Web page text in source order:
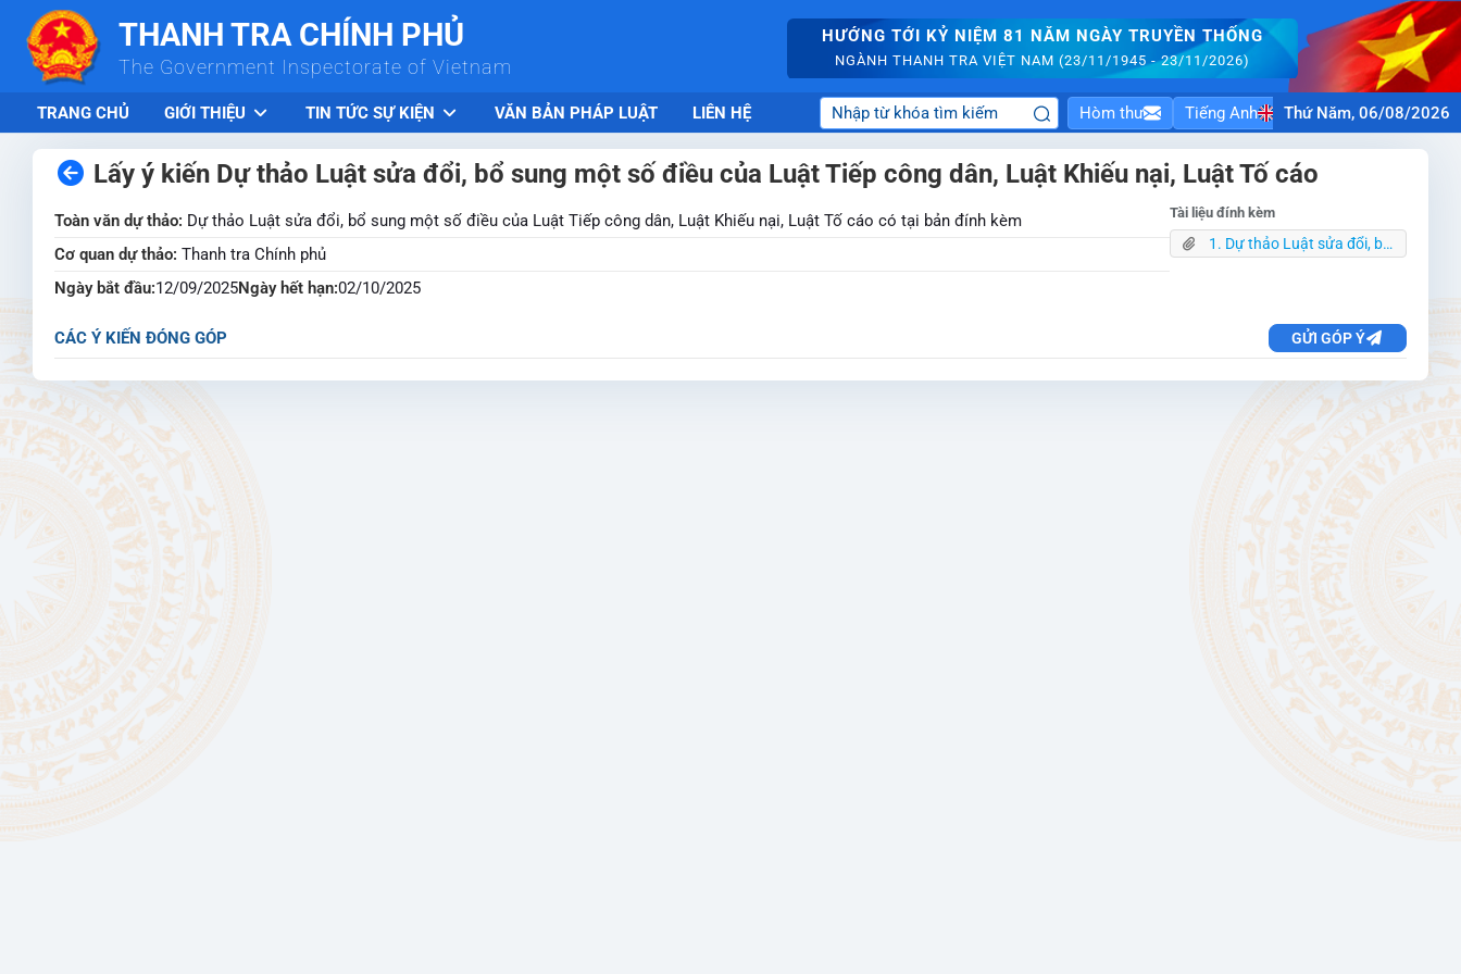
Skip to Main ContentTHANH TRA CHÍNH PHỦ
The Government Inspectorate of Vietnam
HƯỚNG TỚI KỶ NIỆM 81 NĂM NGÀY TRUYỀN THỐNG
NGÀNH THANH TRA VIỆT NAM (23/11/1945 - 23/11/2026)
TRANG CHỦ GIỚI THIỆU TIN TỨC SỰ KIỆN VĂN BẢN PHÁP LUẬT LIÊN HỆ Hòm thư Tiếng Anh Thứ Năm, 06/08/2026
Lấy ý kiến Dự thảo Luật sửa đổi, bổ sung một số điều của Luật Tiếp công dân, Luật Khiếu nại, Luật Tố cáo
Toàn văn dự thảo: Dự thảo Luật sửa đổi, bổ sung một số điều của Luật Tiếp công dân, Luật Khiếu nại, Luật Tố cáo có tại bản đính kèm
Cơ quan dự thảo: Thanh tra Chính phủ
Ngày bắt đầu:12/09/2025Ngày hết hạn:02/10/2025
Tài liệu đính kèm
1. Dự thảo Luật sửa đổi, bổ sung một số điều Luật KN, Luật TC,Luật TCD.pdf
CÁC Ý KIẾN ĐÓNG GÓP GỬI GÓP Ý